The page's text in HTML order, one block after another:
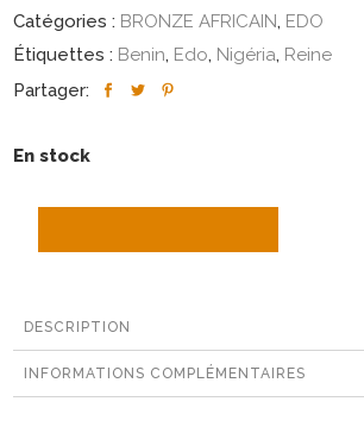
Catégories : BRONZE AFRICAIN, EDO
Étiquettes : Benin, Edo, Nigéria, Reine
Partager:
En stock
DESCRIPTION
INFORMATIONS COMPLÉMENTAIRES